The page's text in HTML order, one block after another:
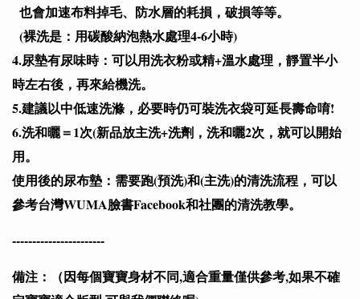
也會加速布料掉毛、防水層的耗損，破損等等。
(裸洗是：用碳酸納泡熱水處理4-6小時)
4.尿墊有尿味時：可以用洗衣粉或精+溫水處理，靜置半小
時左右後，再來給機洗。
5.建議以中低速洗滌，必要時仍可裝洗衣袋可延長壽命唷!
6.洗和曬＝1次(新品放主洗+洗劑，洗和曬2次，就可以開始
用。
使用後的尿布墊：需要跑(預洗)和(主洗)的清洗流程，可以
參考台灣WUMA臉書Facebook和社團的清洗教學。
-----------------------
備注：（因每個寶寶身材不同,適合重量僅供參考,如果不確